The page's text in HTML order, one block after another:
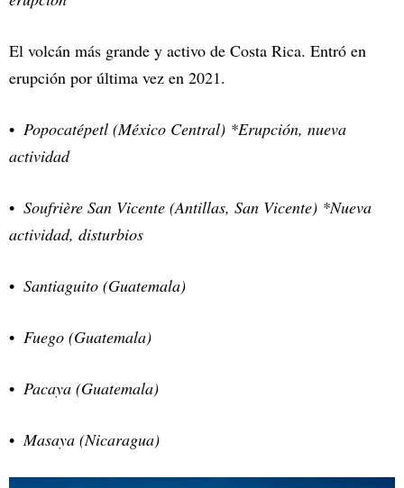
El volcán más grande y activo de Costa Rica. Entró en
erupción por última vez en 2021.
Popocatépetl (México Central) *Erupción, nueva
actividad
Soufrière San Vicente (Antillas, San Vicente) *Nueva
actividad, disturbios
Santiaguito (Guatemala)
Fuego (Guatemala)
Pacaya (Guatemala)
Masaya (Nicaragua)